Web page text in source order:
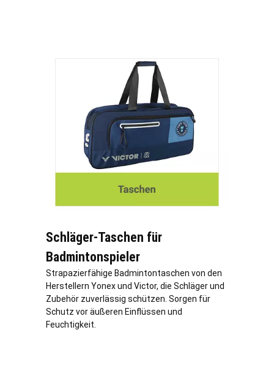
Schläger-Taschen für
Badmintonspieler
Strapazierfähige Badmintontaschen von den
Herstellern Yonex und Victor, die Schläger und
Zubehör zuverlässig schützen. Sorgen für
Schutz vor äußeren Einflüssen und
Feuchtigkeit.